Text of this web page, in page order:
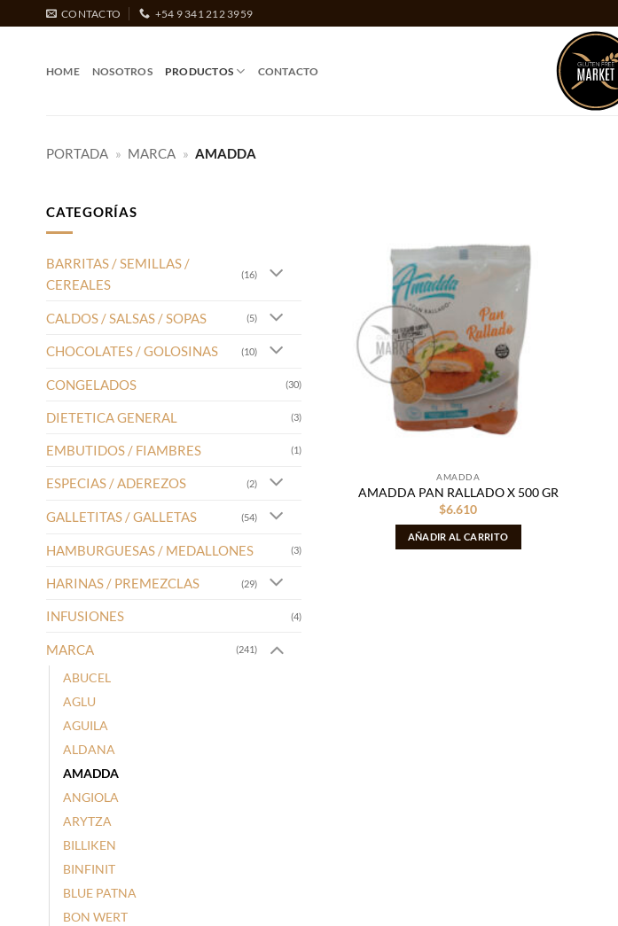
al
CONTACTO +54 9 341 212 3959
HOME NOSOTROS PRODUCTOS CONTACTO
PORTADA » MARCA » AMADDA
CATEGORÍAS
BARRITAS / SEMILLAS /
CEREALES
(16)
CALDOS / SALSAS / SOPAS (5)
CHOCOLATES / GOLOSINAS (10)
CONGELADOS (30)
DIETETICA GENERAL (3)
EMBUTIDOS / FIAMBRES (1)
ESPECIAS / ADEREZOS (2)
GALLETITAS / GALLETAS (54)
HAMBURGUESAS / MEDALLONES (3)
HARINAS / PREMEZCLAS (29)
INFUSIONES (4)
MARCA (241)
ABUCEL
AGLU
AGUILA
ALDANA
AMADDA
ANGIOLA
ARYTZA
BILLIKEN
BINFINIT
BLUE PATNA
BON WERT
AMADDA
AMADDA PAN RALLADO X 500 GR
$6.610
AÑADIR AL CARRITO